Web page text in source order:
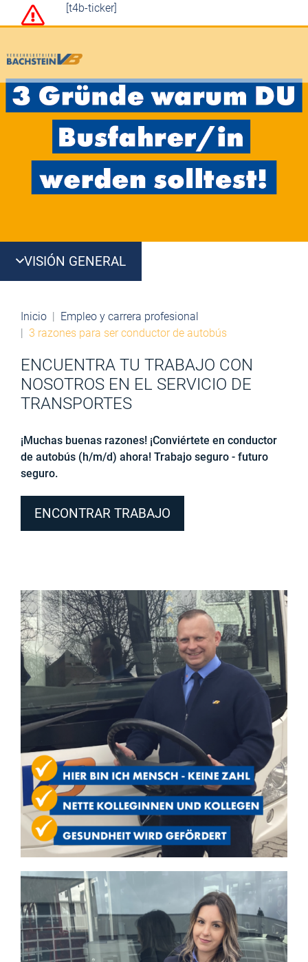
[t4b-ticker]
VISIÓN GENERAL
Inicio
Empleo y carrera profesional
3 razones para ser conductor de autobús
ENCUENTRA TU TRABAJO CON
NOSOTROS EN EL SERVICIO DE
TRANSPORTES
¡Muchas buenas razones! ¡Conviértete en conductor
de autobús (h/m/d) ahora! Trabajo seguro - futuro
seguro.
ENCONTRAR TRABAJO